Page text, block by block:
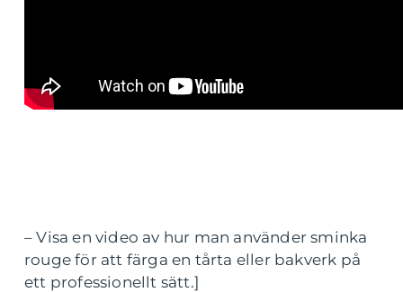
– Visa en video av hur man använder sminka
rouge för att färga en tårta eller bakverk på
ett professionellt sätt.]